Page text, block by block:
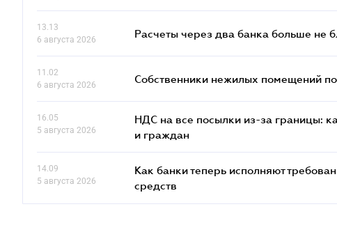
13.13
6 августа 2026
Расчеты через два банка больше не
11.02
6 августа 2026
Собственники нежилых помещений
16.05
5 августа 2026
НДС на все посылки из-за границы:
и граждан
14.09
5 августа 2026
Как банки теперь исполняют
средств